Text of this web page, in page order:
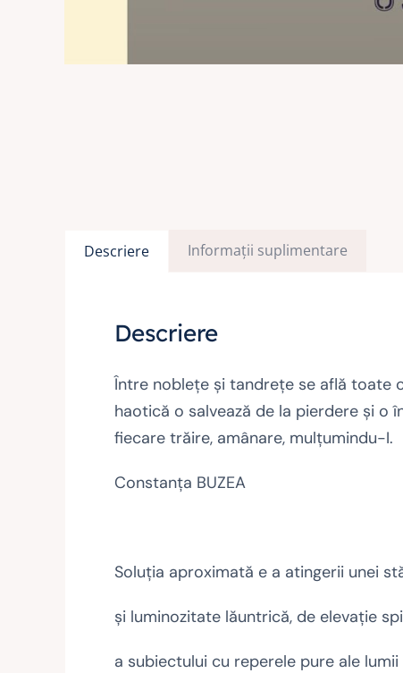
Descriere Informații suplimentare
Descriere
Între noblețe și tandrețe se află toate
haotică o salvează de la pierdere și o
fiecare trăire, amânare, mulțumindu-I.
Constanța BUZEA
Soluția aproximată e a atingerii unei
și luminozitate lăuntrică, de elevație
a subiectului cu reperele pure ale